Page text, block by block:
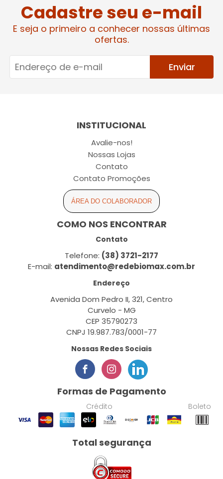
Cadastre seu e-mail
E seja o primeiro a conhecer nossas últimas
ofertas.
Enviar
INSTITUCIONAL
Avalie-nos!
Nossas Lojas
Contato
Contato Promoções
ÁREA DO COLABORADOR
COMO NOS ENCONTRAR
Contato
Telefone: (38) 3721-2177
E-mail: atendimento@redebiomax.com.br
Endereço
Avenida Dom Pedro II, 321, Centro
Curvelo - MG
CEP 35790273
CNPJ 19.987.783/0001-77
Nossas Redes Sociais
Formas de Pagamento
Crédito Boleto
Total segurança